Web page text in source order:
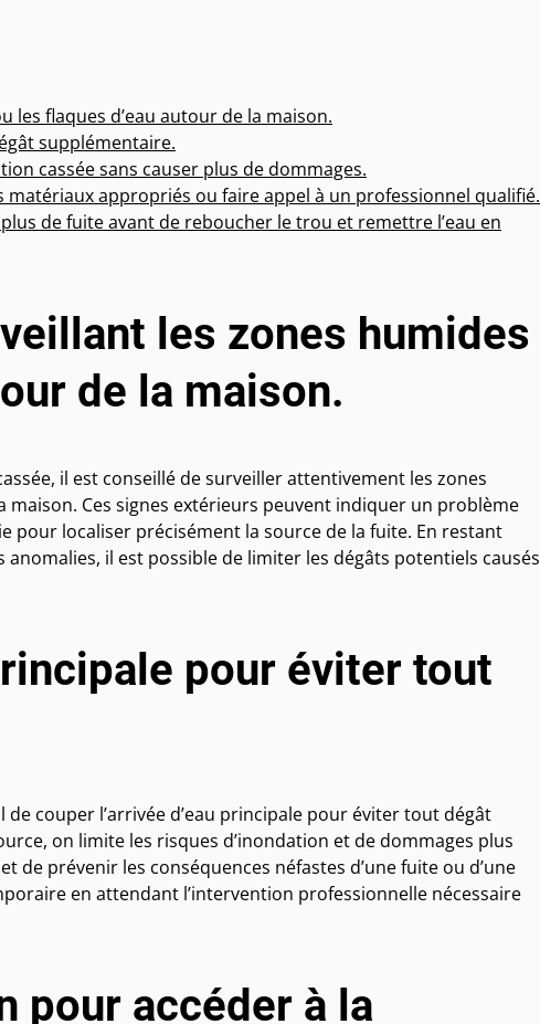
les flaques d’eau autour de la maison.
supplémentaire.
cassée sans causer plus de dommages.
appropriés ou faire appel à un professionnel qualifié.
de fuite avant de reboucher le trou et remettre l’eau en
les zones humides
de la maison.
il est conseillé de surveiller attentivement les zones
Ces signes extérieurs peuvent indiquer un problème
localiser précisément la source de la fuite. En restant
il est possible de limiter les dégâts potentiels causés
pour éviter tout
couper l’arrivée d’eau principale pour éviter tout dégât
on limite les risques d’inondation et de dommages plus
prévenir les conséquences néfastes d’une fuite ou d’une
en attendant l’intervention professionnelle nécessaire
pour accéder à la